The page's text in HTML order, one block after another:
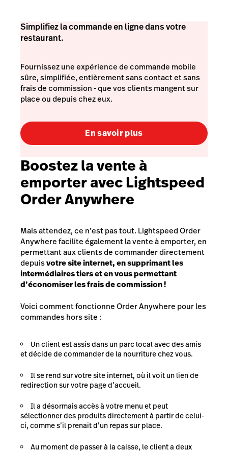
Simplifiez la commande en ligne dans votre
restaurant.
Fournissez une expérience de commande mobile
sûre, simplifiée, entièrement sans contact et sans
frais de commission - que vos clients mangent sur
place ou depuis chez eux.
En savoir plus
Boostez la vente à
emporter avec Lightspeed
Order Anywhere
Mais attendez, ce n’est pas tout. Lightspeed Order
Anywhere facilite également la vente à emporter, en
permettant aux clients de commander directement
depuisvotre site internet, en supprimant les
intermédiaires tiers et en vous permettant
d’économiser les frais de commission !
Voici comment fonctionne Order Anywhere pour les
commandes hors site :
Un client est assis dans un parc local avec des amis
et décide de commander de la nourriture chez vous.
Il se rend sur votre site internet, où il voit un lien de
redirection sur votre page d’accueil.
Il a désormais accès à votre menu et peut
sélectionner des produits directement à partir de celui-
ci, comme s’il prenait d’un repas sur place.
Au moment de passer à la caisse, le client a deux